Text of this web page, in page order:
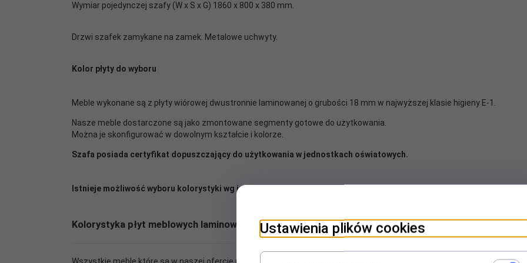
Wymiar pojedynczej szafy (W x S x G) 1860 x 800 x 380 mm.
Drzwi szafek zamykane na zamek. Metalowe uchwyty.
Kolor płyty do wyboru
Meble wykonane są z płyty wiórowej dwustronnie laminowanej o grubości 18 mm w najwyższej klasie higieny E-1.
Nasze meble dostarczone są jako zmontowane segmenty gotowe do użytkowania.
Można je skonfigurować w dowolnym kształcie i kolorze.
Szafa posiada certyfikat dopuszczający do użytkowania w jednostkach oświatowych.
Istnieje możliwość wyboru kolorystyki wg indywidualnego zapotrzebowania, w tym celu prosimy o kontakt z naszym
Kolorystyka płyt meblowych laminowanych:
cały zestaw szafek
cały zestaw szafek Ustawienia plików cookies